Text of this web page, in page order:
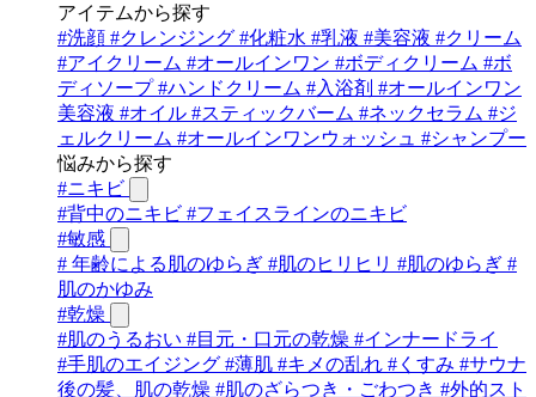
アイテムから探す
#洗顔 #クレンジング #化粧水 #乳液 #美容液 #クリーム
#アイクリーム #オールインワン #ボディクリーム #ボ
ディソープ#ハンドクリーム #入浴剤 #オールインワン
美容液 #オイル #スティックバーム #ネックセラム #ジ
ェルクリーム #オールインワンウォッシュ #シャンプー
悩みから探す
#ニキビ
#背中のニキビ #フェイスラインのニキビ
#敏感
# 年齢による肌のゆらぎ #肌のヒリヒリ #肌のゆらぎ #
肌のかゆみ
#乾燥
#肌のうるおい #目元・口元の乾燥 #インナードライ
#手肌のエイジング #薄肌 #キメの乱れ # くすみ #サウナ
後の髪、肌の乾燥 #肌のざらつき・ごわつき #外的スト